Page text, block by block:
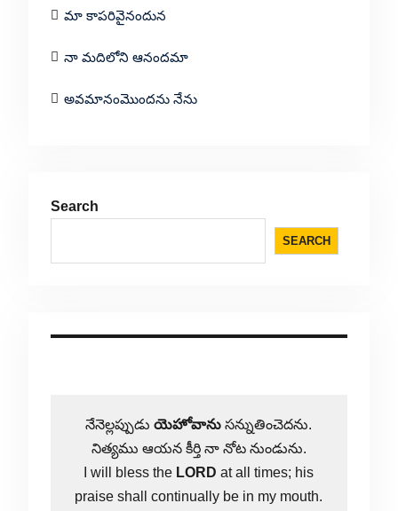
మా కాపరివైనందున
నా మదిలోని ఆనందమా
అవమానంమొందను నేను
Search
SEARCH
నేనెల్లప్పుడుయెహోవాను సన్నుతించెదను.
నిత్యము ఆయన కీర్తి నా నోట నుండును.
I will bless the LORD at all times; his
praise shall continually be in my mouth.